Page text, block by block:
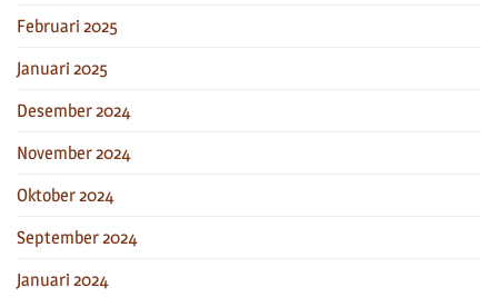
Februari 2025
Januari 2025
Desember 2024
November 2024
Oktober 2024
September 2024
Januari 2024